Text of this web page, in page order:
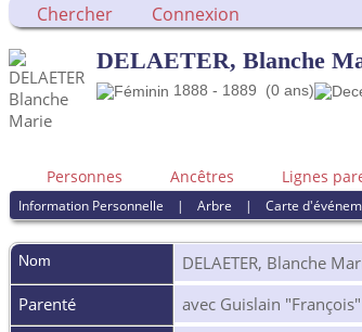
Chercher Connexion
DELAETER, Blanche
1888 - 1889 (0 ans)
Personnes Ancêtres Lignes
Information Personnelle |Arbre |Carte
Nom DELAETER, Blanche
Parenté
avec Guislain "François"